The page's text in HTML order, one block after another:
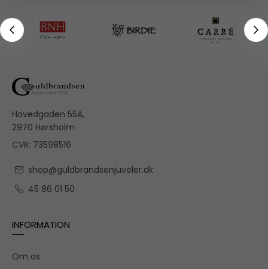
Hovedgaden 55A,
2970 Hørsholm
CVR: 73598516
shop@guldbrandsenjuveler.dk
45 86 01 50
INFORMATION
Om os